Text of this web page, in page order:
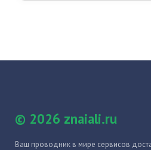
© 2026 znaiali.ru
Ваш проводник в мире сервисов